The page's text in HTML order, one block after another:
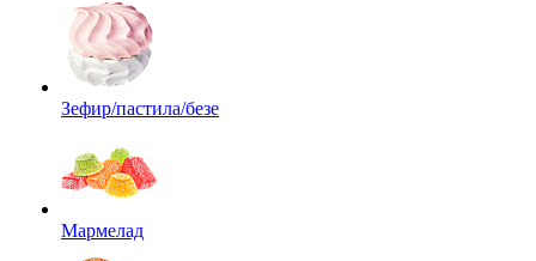
Зефир/пастила/безе
Мармелад